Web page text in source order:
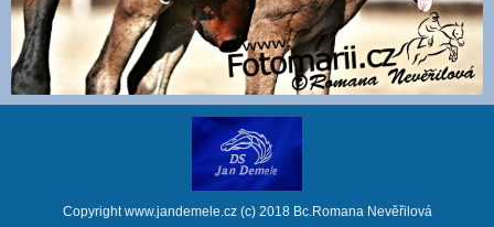
Copyright www.jandemele.cz (c) 2018 Bc.Romana Nevěřilová